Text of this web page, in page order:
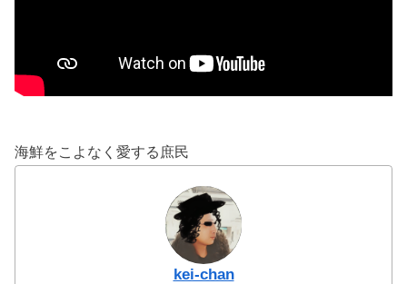
海鮮をこよなく愛する庶民
kei-chan